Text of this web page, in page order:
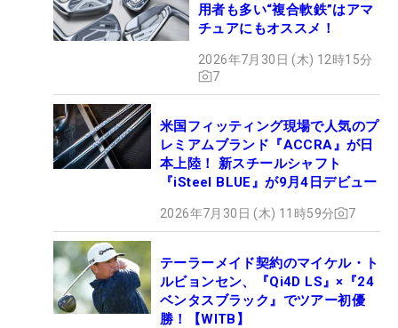
用者も多い“複合軟鉄”はアマ
チュアにもオススメ！
2026年7月30日 (木) 12時15分
7
米国フィッティング現場で人気のプ
レミアムブランド『ACCRA』が日
本上陸！ 新スチールシャフト
『iSteel BLUE』が9月4日デビュー
2026年7月30日 (木) 11時59分 7
テーラーメイド契約のマイケル・ト
ルビョンセン、『Qi4D LS』×『24
ベンタスブラック』でツアー初優
勝！【WITB】